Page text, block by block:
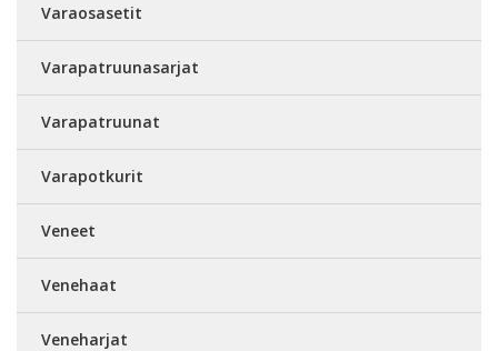
Varaosasetit
Varapatruunasarjat
Varapatruunat
Varapotkurit
Veneet
Venehaat
Veneharjat